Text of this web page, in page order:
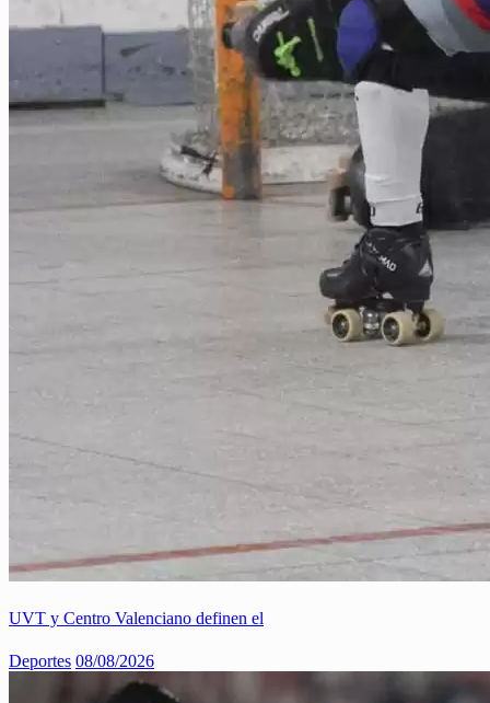
UVT y Centro Valenciano definen el
Deportes 08/08/2026